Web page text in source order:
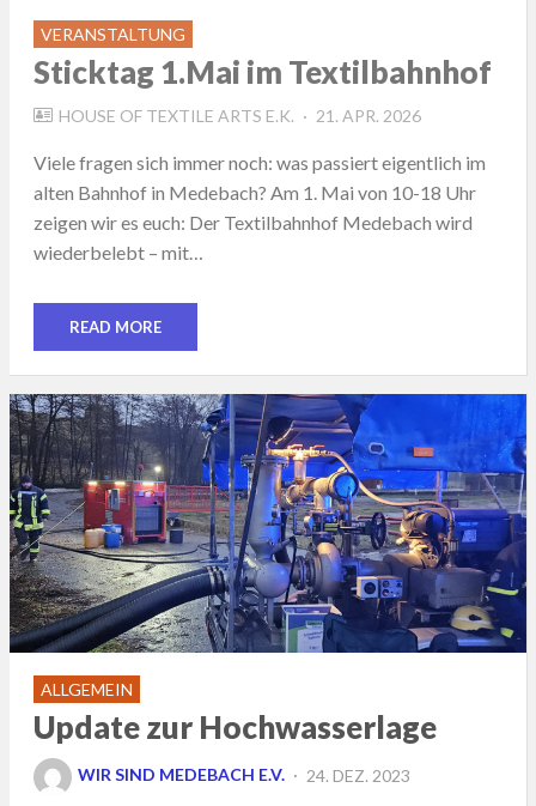
VERANSTALTUNG
Sticktag 1.Mai im Textilbahnhof
HOUSE OF TEXTILE ARTS E.K.
POSTED
21. APR. 2026
Viele fragen sich immer noch: was passiert eigentlich im
alten Bahnhof in Medebach? Am 1. Mai von 10-18 Uhr
zeigen wir es euch: Der Textilbahnhof Medebach wird
wiederbelebt – mit…
READ MORE
ALLGEMEIN
Update zur Hochwasserlage
WIR SIND MEDEBACH E.V.
POSTED
24. DEZ. 2023